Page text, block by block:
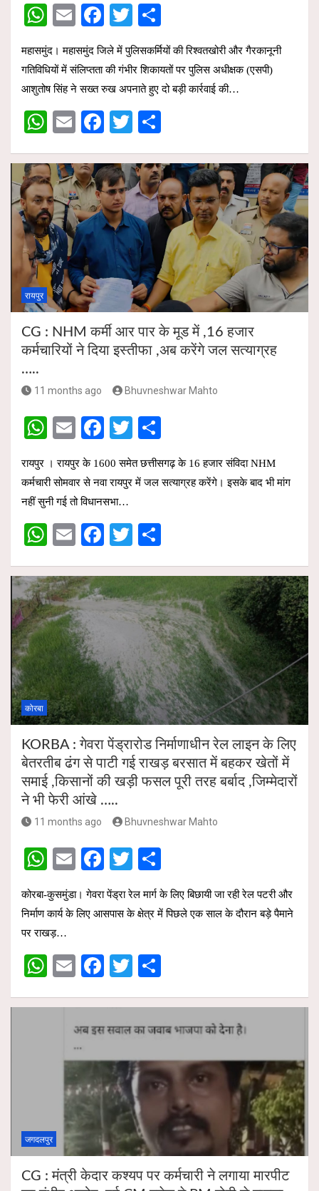
W
at
s
A
p
p
E
m
ail
F
a
ce
b
o
o
k
T
wi
tt
er
h
ar
e
महासमुंद। महासमुंद जिले में पुलिसकर्मियों की रिश्वतखोरी और गैरकानूनी
गतिविधियों में संलिप्तता की गंभीर शिकायतों पर पुलिस अधीक्षक (एसपी)
आशुतोष सिंह ने सख्त रुख अपनाते हुए दो बड़ी कार्रवाई की…
W
at
s
A
p
p
E
ail
F
ce
b
o
o
k
T
tt
er
ar
e
रायपुर
CG : NHM कर्मी आर पार के मूड में ,16 हजार
कर्मचारियों ने दिया इस्तीफा ,अब करेंगे जल सत्याग्रह
…..
11 months ago Bhuvneshwar Mahto
W
at
s
A
p
p
E
m
ail
F
ce
b
o
o
k
T
wi
tt ar
रायपुर । रायपुर के 1600 समेत छत्तीसगढ़ के 16 हजार संविदा NHM
कर्मचारी सोमवार से नवा रायपुर में जल सत्याग्रह करेंगे। इसके बाद भी मांग
नहीं सुनी गई तो विधानसभा…
W
at
s
A
p
p
E
ail
F
ce
b
o
k
T
tt
er
ar
e
कोरबा
KORBA : गेवरा पेंड्रारोड निर्माणाधीन रेल लाइन के लिए
बेतरतीब ढंग से पाटी गई राखड़ बरसात में बहकर खेतों में
समाई ,किसानों की खड़ी फसल पूरी तरह बर्बाद ,जिम्मेदारों
ने भी फेरी आंखे …..
11 months ago Bhuvneshwar Mahto
W
at
s
A
p
p
E
m
ail
F
a
ce
o
o
k
T
wi
tt
er
h
ar
कोरबा-कुसमुंडा। गेवरा पेंड्रा रेल मार्ग के लिए बिछायी जा रही रेल पटरी और
निर्माण कार्य के लिए आसपास के क्षेत्र में पिछले एक साल के दौरान बड़े पैमाने
पर राखड़…
W
at
E
ail
F
ce
b
o
o
k
T
tt
er
ar
e
जगदलपुर
CG : मंत्री केदार कश्यप पर कर्मचारी ने लगाया मारपीट